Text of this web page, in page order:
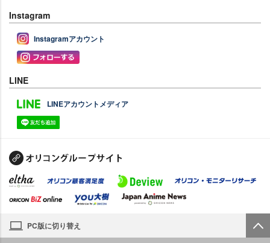
Instagram
Instagramアカウント
LINE
LINEアカウントメディア
PC版に切り替え